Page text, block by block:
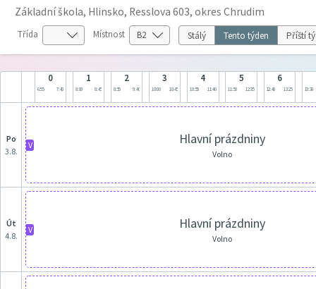
Základní škola, Hlinsko, Resslova 603, okres Chrudim
Třída Místnost Stálý Tento týden Příští
0
6:55 7:40
1
8:00 8:45
2
8:55 9:40
3
10:00 10:45
4
10:55 11:40
5
11:50 12:35
6
12:40 13:25 13:30
po
3.8.
V Hlavní prázdniny
Volno
út
4.8.
V Hlavní prázdniny
Volno